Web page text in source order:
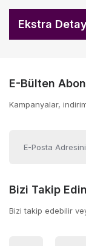
Ekstra
E-Bülten
Kampanyalar,
Bizi Takip Edin
Bizi takip edebilir